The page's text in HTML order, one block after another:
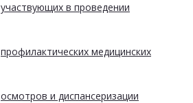
участвующих в проведении
профилактических медицинских
осмотров и диспансеризации